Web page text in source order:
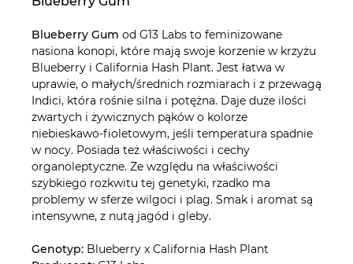
Blueberry Gum od G13 Labs to feminizowane
nasiona konopi, które mają swoje korzenie w krzyżu
Blueberry i California Hash Plant. Jest łatwa w
uprawie, o małych/średnich rozmiarach i z przewagą
Indici, która rośnie silna i potężna. Daje duże ilości
zwartych i żywicznych pąków o kolorze
niebieskawo-fioletowym, jeśli temperatura spadnie
w nocy. Posiada też właściwości i cechy
organoleptyczne. Ze względu na właściwości
szybkiego rozkwitu tej genetyki, rzadko ma
problemy w sferze wilgoci i plag. Smak i aromat są
intensywne, z nutą jagód i gleby.
Genotyp: Blueberry x California Hash Plant